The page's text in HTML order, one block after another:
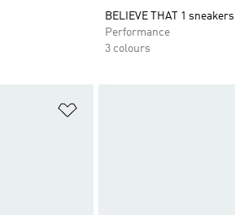
BELIEVE THAT 1 sneakers
Performance
3 colours